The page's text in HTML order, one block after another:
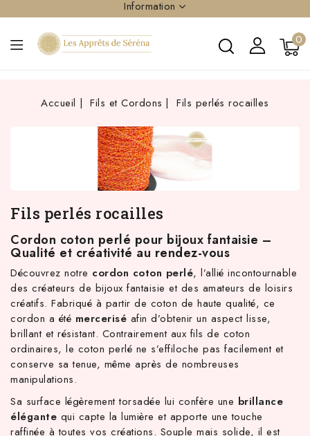
Information
0
Accueil Fils et Cordons Fils perlés rocailles
Fils perlés rocailles
Cordon coton perlé pour bijoux fantaisie –
Qualité et créativité au rendez-vous
Découvrez notre cordon coton perlé, l’allié incontournable
des créateurs de bijoux fantaisie et des amateurs de loisirs
créatifs. Fabriqué à partir de coton de haute qualité, ce
cordon a été mercerisé afin d’obtenir un aspect lisse,
brillant et résistant. Contrairement aux fils de coton
ordinaires, le coton perlé ne s’effiloche pas facilement et
conserve sa tenue, même après de nombreuses
manipulations.
Sa surface légèrement torsadée lui confère une brillance
élégante qui capte la lumière et apporte une touche
raffinée à toutes vos créations. Souple mais solide, il est